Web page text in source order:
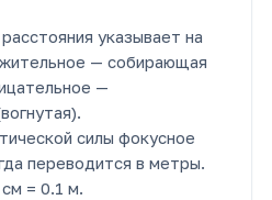
указывает на
— собирающая
—
силы фокусное
переводится в метры.
= 0.1 м.